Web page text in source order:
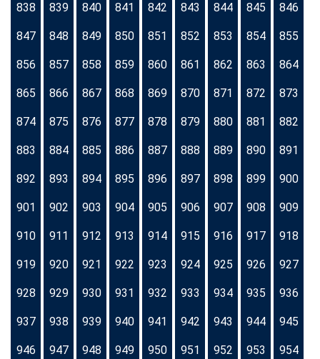
838 839 840 841 842 843 844 845 846
847 848 849 850 851 852 853 854 855
856 857 858 859 860 861 862 863 864
865 866 867 868 869 870 871 872 873
874 875 876 877 878 879 880 881 882
883 884 885 886 887 888 889 890 891
892 893 894 895 896 897 898 899 900
901 902 903 904 905 906 907 908 909
910 911 912 913 914 915 916 917 918
919 920 921 922 923 924 925 926 927
928 929 930 931 932 933 934 935 936
937 938 939 940 941 942 943 944 945
946 947 948 949 950 951 952 953 954